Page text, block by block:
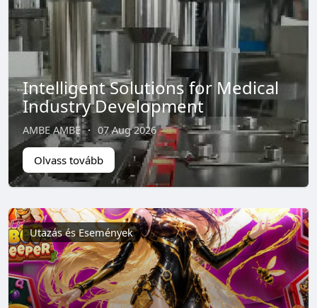
Intelligent Solutions for Medical
Industry Development
AMBE AMBE · 07 Aug 2026
Olvass tovább
Utazás és Események